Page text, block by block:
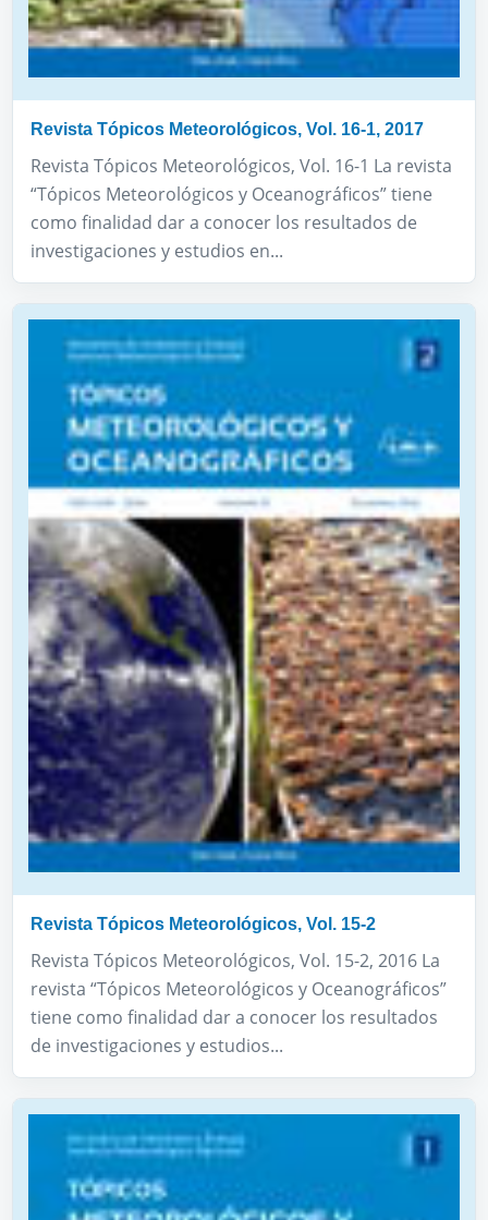
Revista Tópicos Meteorológicos, Vol. 16-1, 2017
Revista Tópicos Meteorológicos, Vol. 16-1 La revista
“Tópicos Meteorológicos y Oceanográficos” tiene
como finalidad dar a conocer los resultados de
investigaciones y estudios en...
Revista Tópicos Meteorológicos, Vol. 15-2
Revista Tópicos Meteorológicos, Vol. 15-2, 2016 La
revista “Tópicos Meteorológicos y Oceanográficos”
tiene como finalidad dar a conocer los resultados
de investigaciones y estudios...